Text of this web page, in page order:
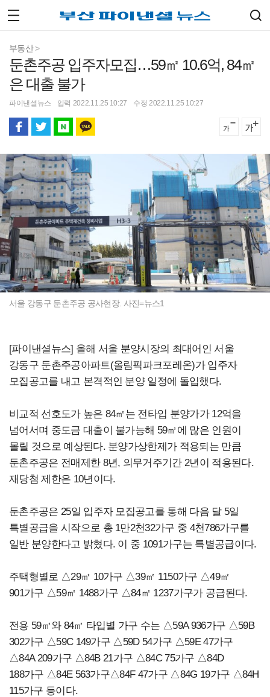
부동산>
둔촌주공 입주자모집…59㎡ 10.6억, 84㎡
은 대출 불가
파이낸셜뉴스 입력 2022.11.25 10:27 수정 2022.11.25 10:27
서울 강동구 둔촌주공 공사현장. 사진=뉴스1
[파이낸셜뉴스] 올해 서울 분양시장의 최대어인 서울
강동구 둔촌주공아파트(올림픽파크포레온)가 입주자
모집공고를 내고 본격적인 분양 일정에 돌입했다.
비교적 선호도가 높은 84㎡는 전타입 분양가가 12억을
넘어서며 중도금 대출이 불가능해 59㎡에 많은 인원이
몰릴 것으로 예상된다. 분양가상한제가 적용되는 만큼
둔촌주공은 전매제한 8년, 의무거주기간 2년이 적용된다.
재당첨 제한은 10년이다.
둔촌주공은 25일 입주자 모집공고를 통해 다음 달 5일
특별공급을 시작으로 총 1만2천32가구 중 4천786가구를
일반 분양한다고 밝혔다. 이 중 1091가구는 특별공급이다.
주택형별로 △29㎡ 10가구 △39㎡ 1150가구 △49㎡
901가구 △59㎡ 1488가구 △84㎡ 1237가구가 공급된다.
전용 59㎡와 84㎡ 타입별 가구 수는 △59A 936가구 △59B
302가구 △59C 149가구 △59D 54가구 △59E 47가구
△84A 209가구 △84B 21가구 △84C 75가구 △84D
188가구 △84E 563가구△84F 47가구 △84G 19가구 △84H
115가구 등이다.